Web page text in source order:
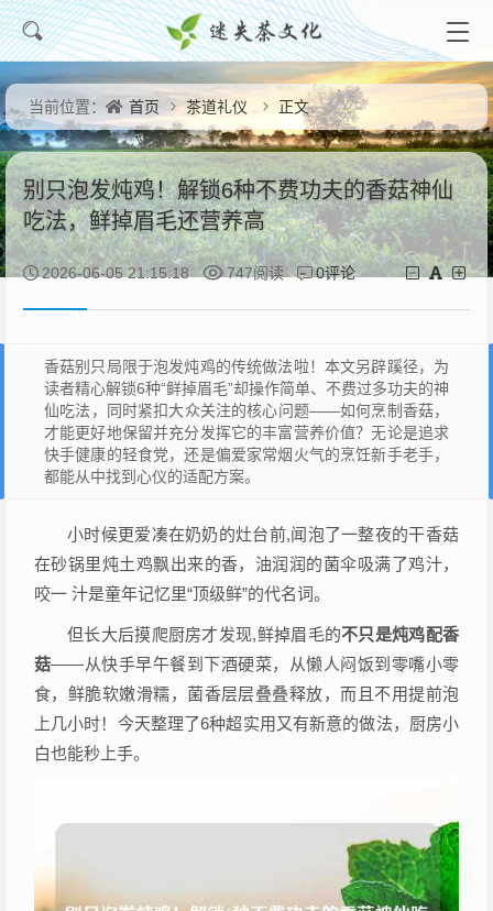
当前位置： 首页 茶道礼仪 正文
别只泡发炖鸡！解锁6种不费功夫的香菇神仙
吃法，鲜掉眉毛还营养高
2026-06-05 21:15:18 747阅读 0评论
香菇别只局限于泡发炖鸡的传统做法啦！本文另辟蹊径，为
读者精心解锁6种“鲜掉眉毛”却操作简单、不费过多功夫的神
仙吃法，同时紧扣大众关注的核心问题——如何烹制香菇，
才能更好地保留并充分发挥它的丰富营养价值？无论是追求
快手健康的轻食党，还是偏爱家常烟火气的烹饪新手老手，
都能从中找到心仪的适配方案。
小时候更爱凑在奶奶的灶台前,闻泡了一整夜的干香菇
在砂锅里炖土鸡飘出来的香，油润润的菌伞吸满了鸡汁，
咬一 汁是童年记忆里“顶级鲜”的代名词。
但长大后摸爬厨房才发现,鲜掉眉毛的不只是炖鸡配香
菇——从快手早午餐到下酒硬菜，从懒人闷饭到零嘴小零
食，鲜脆软嫩滑糯，菌香层层叠叠释放，而且不用提前泡
上几小时！今天整理了6种超实用又有新意的做法，厨房小
白也能秒上手。